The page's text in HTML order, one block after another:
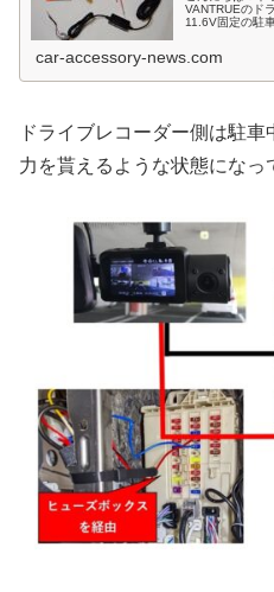
VANTRUEのド
11.6V固定の駐
car-accessory-news.com
ドライブレコーダー側は駐車
力を貰えるような状態になっ